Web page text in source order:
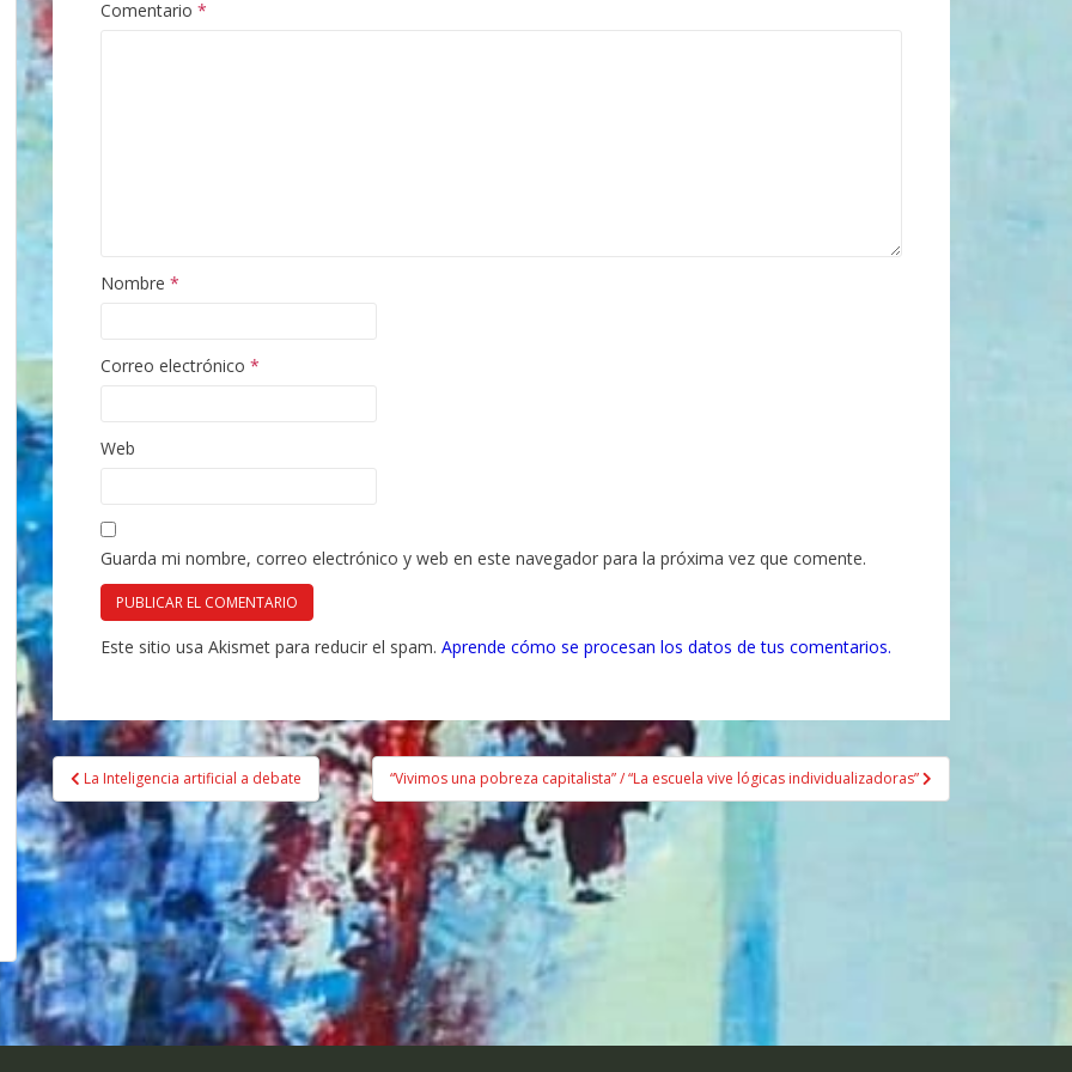
Comentario *
Nombre *
Correo electrónico *
Web
Guarda mi nombre, correo electrónico y web en este navegador para la próxima vez que comente.
Este sitio usa Akismet para reducir el spam. Aprende cómo se procesan los datos de tus comentarios.
Navegación
de
entradas
La Inteligencia artificial a debate “Vivimos una pobreza capitalista” / “La escuela vive lógicas individualizadoras”